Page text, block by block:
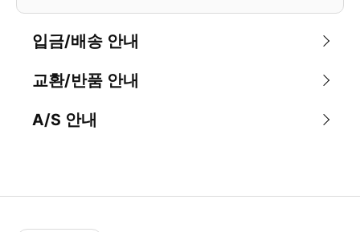
입금/배송 안내
교환/반품 안내
A/S 안내